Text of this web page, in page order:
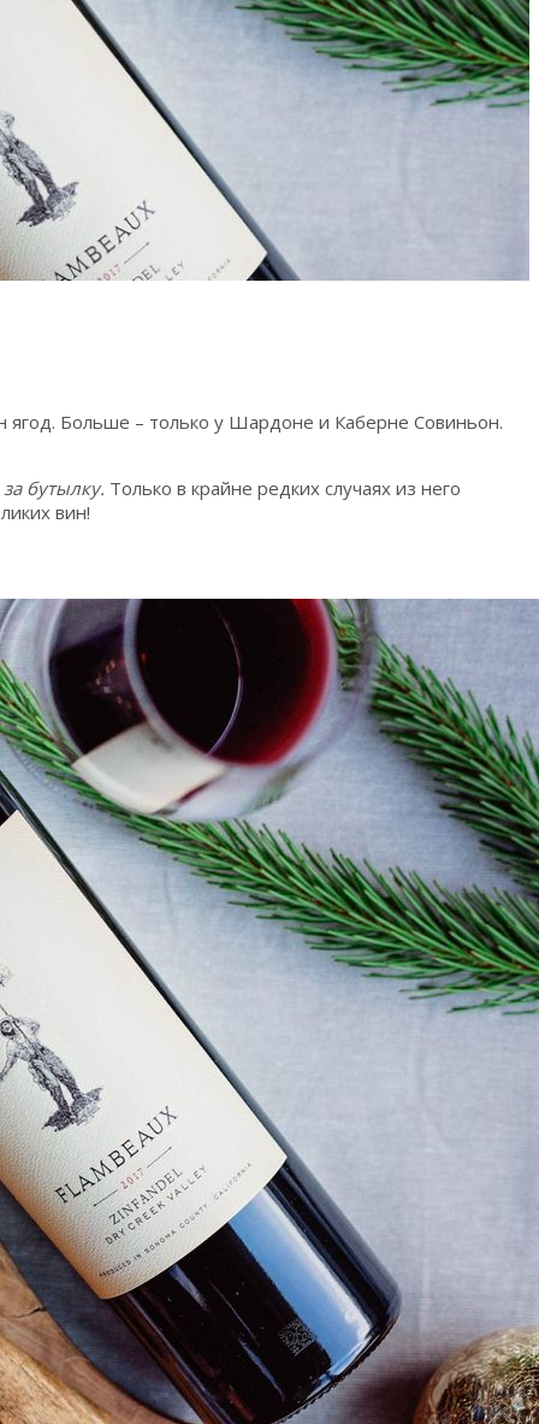
ягод. Больше – только у Шардоне и Каберне Совиньон.
бутылку. Только в крайне редких случаях из него
вин!